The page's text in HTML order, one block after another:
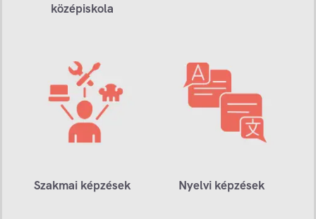
középiskola
Szakmai képzések Nyelvi képzések